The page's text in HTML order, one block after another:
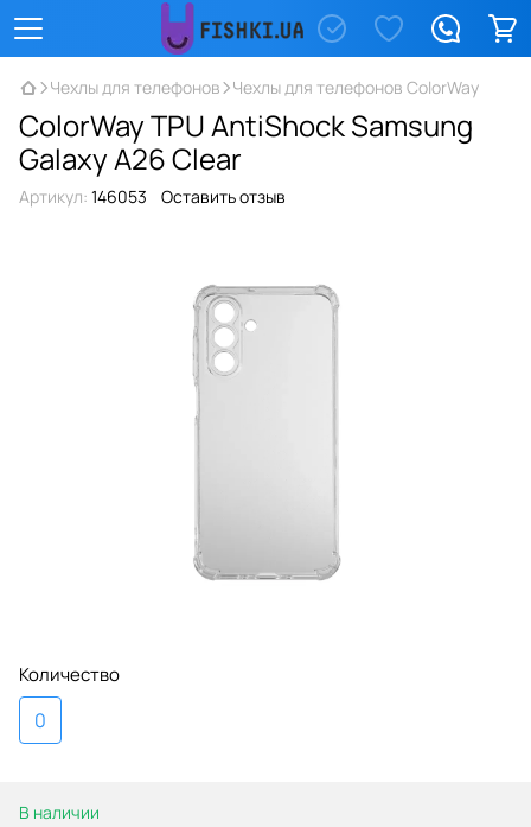
Чехлы для телефонов Чехлы для телефонов ColorWay
ColorWay TPU AntiShock Samsung
Galaxy A26 Clear
Артикул: 146053 Оставить отзыв
Количество
0
В наличии